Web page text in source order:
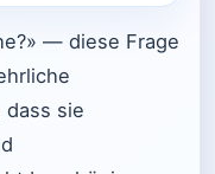
— diese Frage
dass sie